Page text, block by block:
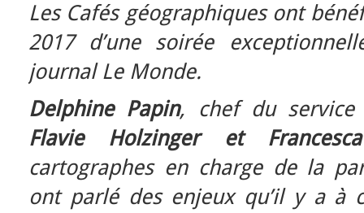
Les Cafés géographiques ont
2017 d’une soirée
journal Le Monde.
Delphine Papin, chef du service
Flavie Holzinger et
cartographes en charge de la
ont parlé des enjeux qu’il y a à